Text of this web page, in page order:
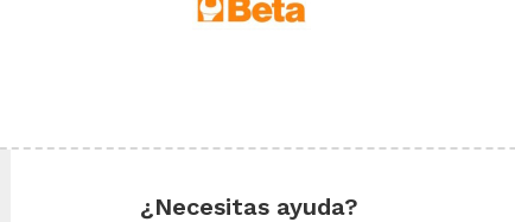
¿Necesitas ayuda?